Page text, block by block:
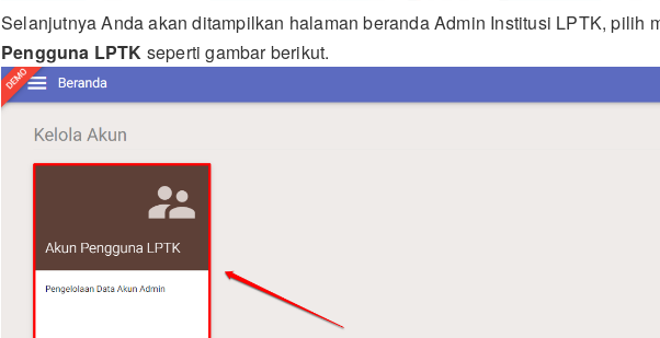
Selanjutnya Anda akan ditampilkan halaman beranda Admin Institusi LPTK, pilih
Pengguna LPTK seperti gambar berikut.